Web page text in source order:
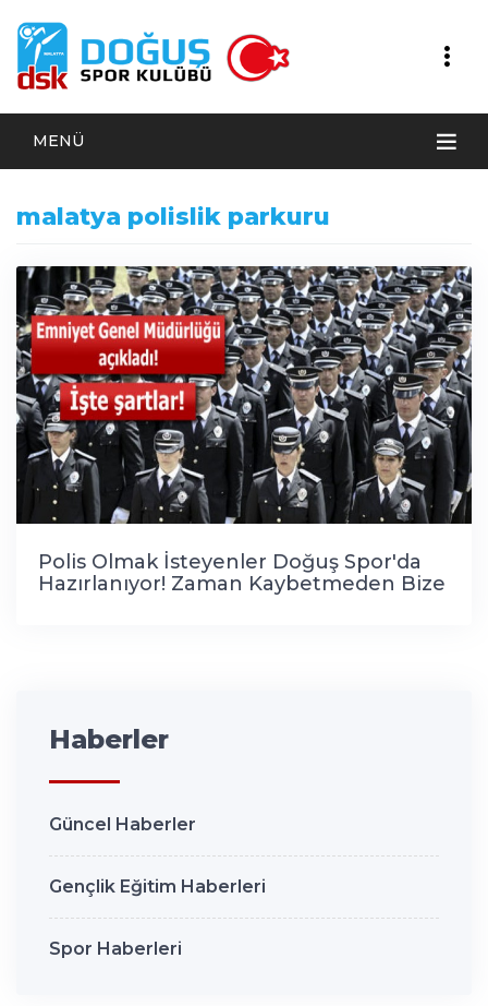
MENÜ
malatya polislik parkuru
Polis Olmak İsteyenler Doğuş Spor'da
Hazırlanıyor! Zaman Kaybetmeden Bize
Haberler
Güncel Haberler
Gençlik Eğitim Haberleri
Spor Haberleri